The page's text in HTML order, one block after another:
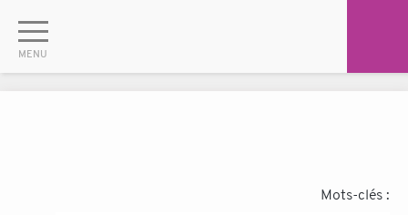
Mots-clés :